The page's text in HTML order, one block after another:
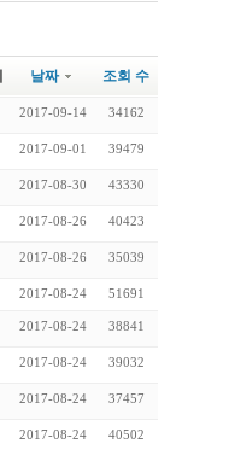
날짜 조회 수
2017-09-14 34162
2017-09-01 39479
2017-08-30 43330
2017-08-26 40423
2017-08-26 35039
2017-08-24 51691
2017-08-24 38841
2017-08-24 39032
2017-08-24 37457
2017-08-24 40502